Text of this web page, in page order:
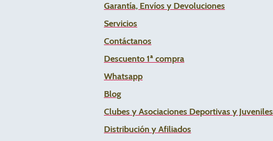
Garantía, Envíos y Devoluciones
Servicios
Contáctanos
Descuento 1ª compra
Whatsapp
Blog
Clubes y Asociaciones Deportivas y Juveniles
Distribución y Afiliados